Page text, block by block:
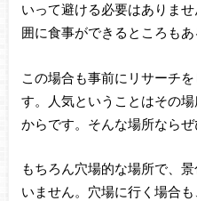
いって避ける必要はありま
囲に食事ができるところもあ
この場合も事前にリサーチ
す。人気ということはその
からです。そんな場所ならぜ
もちろん穴場的な場所で、
いません。穴場に行く場合